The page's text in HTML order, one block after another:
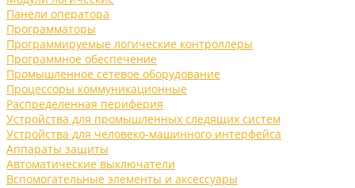
Панели оператора
Программаторы
Программируемые логические контроллеры
Программное обеспечение
Промышленное сетевое оборудование
Процессоры коммуникационные
Распределенная периферия
Устройства для промышленных следящих систем
Устройства для человеко-машинного интерфейса
Аппараты защиты
Автоматические выключатели
Вспомогательные элементы и аксессуары